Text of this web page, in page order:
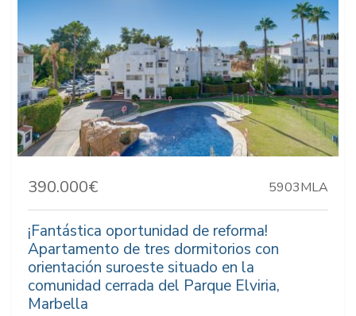
390.000€ 5903MLA
¡Fantástica oportunidad de reforma!
Apartamento de tres dormitorios con
orientación suroeste situado en la
comunidad cerrada del Parque Elviria,
Marbella